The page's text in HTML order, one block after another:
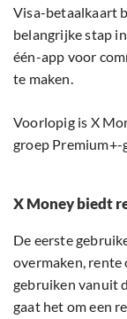
Visa-betaalkaart
belangrijke stap
één-app voor
te maken.
Voorlopig is X
groep Premium+-
X Money biedt
De eerste
overmaken,
gebruiken vanuit
gaat het om een